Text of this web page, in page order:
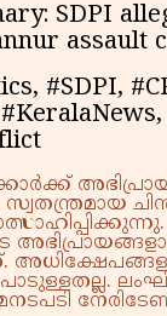
SDPI
assault
#SDPI,
സ്വതന്ത്രമായ